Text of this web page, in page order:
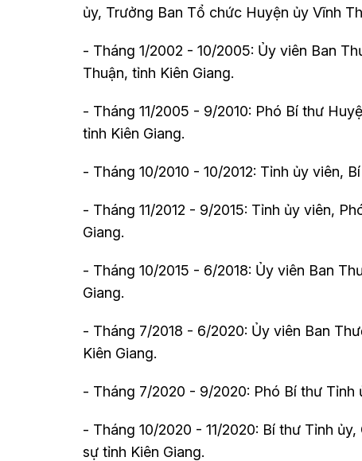
ủy, Trưởng Ban Tổ chức Huyện ủy Vĩnh
- Tháng 1/2002 - 10/2005: Ủy viên Ban
Thuận, tỉnh Kiên Giang.
- Tháng 11/2005 - 9/2010: Phó Bí thư
tỉnh Kiên Giang.
- Tháng 10/2010 - 10/2012: Tỉnh ủy viên,
- Tháng 11/2012 - 9/2015: Tỉnh ủy viên,
Giang.
- Tháng 10/2015 - 6/2018: Ủy viên Ban
Giang.
- Tháng 7/2018 - 6/2020: Ủy viên Ban
Kiên Giang.
- Tháng 7/2020 - 9/2020: Phó Bí thư Tỉnh
- Tháng 10/2020 - 11/2020: Bí thư Tỉnh
sự tỉnh Kiên Giang.